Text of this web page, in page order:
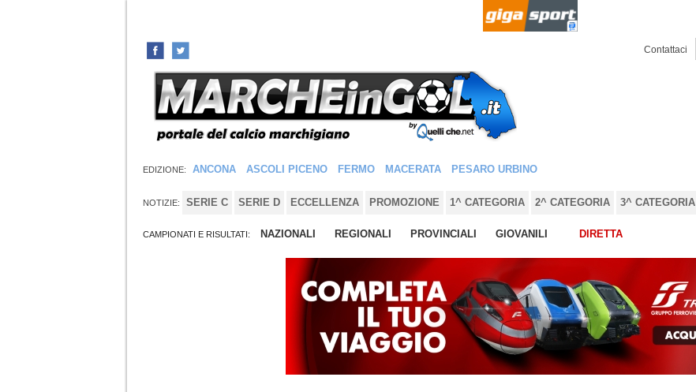
Contattaci
EDIZIONE: ANCONA ASCOLI PICENO FERMO MACERATA PESARO URBINO
NOTIZIE: SERIE C SERIE D ECCELLENZA PROMOZIONE 1^ CATEGORIA 2^ CATEGORIA 3^ CATEGORIA
CAMPIONATI E RISULTATI: NAZIONALI REGIONALI PROVINCIALI GIOVANILI DIRETTA